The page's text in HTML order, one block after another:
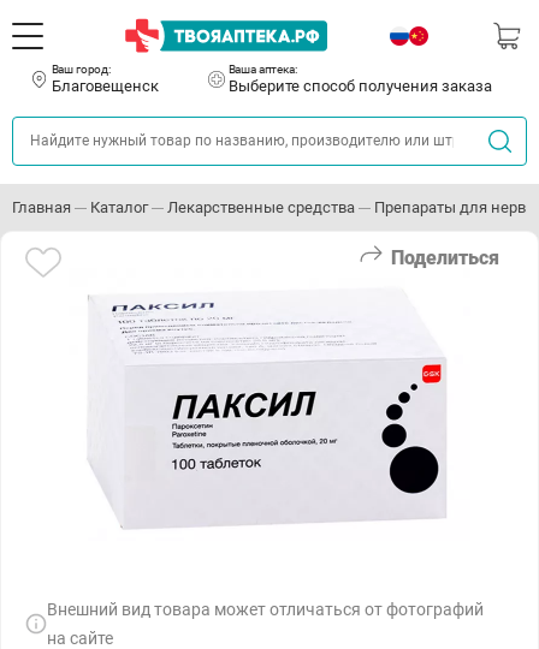
Ваш город:
Благовещенск
Ваша аптека:
Выберите способ получения заказа
Главная Каталог Лекарственные средства Препараты для
Поделиться
Внешний вид товара может отличаться от фотографий
на сайте